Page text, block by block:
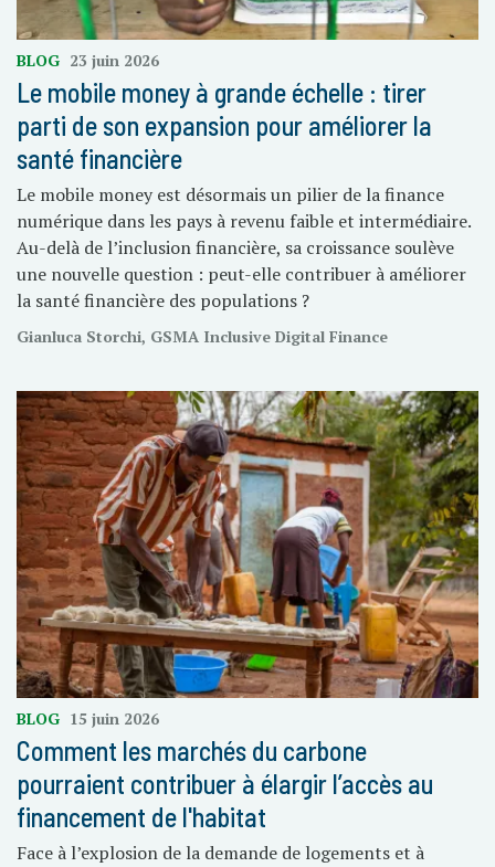
BLOG 23 juin 2026
Le mobile money à grande échelle : tirer
parti de son expansion pour améliorer la
santé financière
Le mobile money est désormais un pilier de la finance
numérique dans les pays à revenu faible et intermédiaire.
Au-delà de l’inclusion financière, sa croissance soulève
une nouvelle question : peut-elle contribuer à améliorer
la santé financière des populations ?
Gianluca Storchi, GSMA Inclusive Digital Finance
BLOG 15 juin 2026
Comment les marchés du carbone
pourraient contribuer à élargir l’accès au
financement de l'habitat
Face à l’explosion de la demande de logements et à